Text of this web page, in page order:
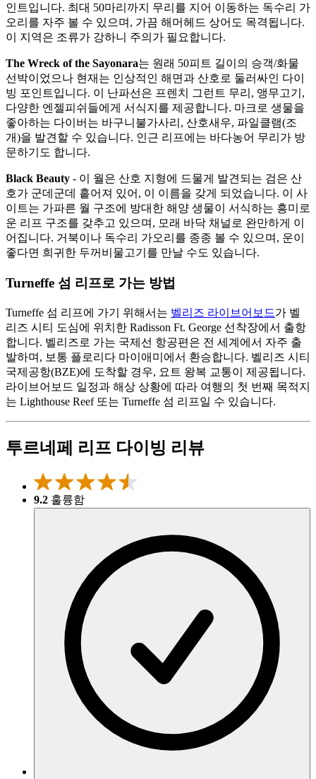
인트입니다. 최대 50마리까지 무리를 지어 이동하는 독수리 가
오리를 자주 볼 수 있으며, 가끔 해머헤드 상어도 목격됩니다.
이 지역은 조류가 강하니 주의가 필요합니다.
The Wreck of the Sayonara는 원래 50피트 길이의 승객/화물
선박이었으나 현재는 인상적인 해면과 산호로 둘러싸인 다이
빙 포인트입니다. 이 난파선은 프렌치 그런트 무리, 앵무고기,
다양한 엔젤피쉬들에게 서식지를 제공합니다. 마크로 생물을
좋아하는 다이버는 바구니불가사리, 산호새우, 파일클램(조
개)을 발견할 수 있습니다. 인근 리프에는 바다농어 무리가 방
문하기도 합니다.
Black Beauty - 이 월은 산호 지형에 드물게 발견되는 검은 산
호가 군데군데 흩어져 있어, 이 이름을 갖게 되었습니다. 이 사
이트는 가파른 월 구조에 방대한 해양 생물이 서식하는 흥미로
운 리프 구조를 갖추고 있으며, 모래 바닥 채널로 완만하게 이
어집니다. 거북이나 독수리 가오리를 종종 볼 수 있으며, 운이
좋다면 희귀한 두꺼비물고기를 만날 수도 있습니다.
Turneffe 섬 리프로 가는 방법
Turneffe 섬 리프에 가기 위해서는 벨리즈 라이브어보드가 벨
리즈 시티 도심에 위치한 Radisson Ft. George 선착장에서 출항
합니다. 벨리즈로 가는 국제선 항공편은 전 세계에서 자주 출
발하며, 보통 플로리다 마이애미에서 환승합니다. 벨리즈 시티
국제공항(BZE)에 도착할 경우, 요트 왕복 교통이 제공됩니다.
라이브어보드 일정과 해상 상황에 따라 여행의 첫 번째 목적지
는 Lighthouse Reef 또는 Turneffe 섬 리프일 수 있습니다.
투르네페 리프 다이빙 리뷰
9.2 훌륭함